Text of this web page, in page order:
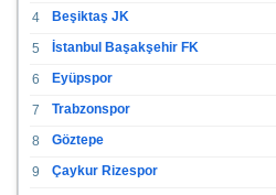
4
Beşiktaş JK
5
İstanbul Başakşehir FK
6
Eyüpspor
7
Trabzonspor
8
Göztepe
9
Çaykur Rizespor